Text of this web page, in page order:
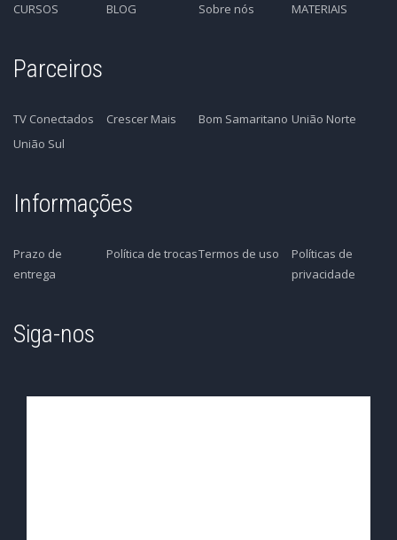
CURSOS BLOG Sobre nós MATERIAIS
Parceiros
TV Conectados Crescer Mais Bom Samaritano União Norte
União Sul
Informações
Prazo de
entrega
Política de trocasTermos de uso
Políticas de
privacidade
Siga-nos